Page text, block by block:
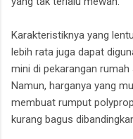
Karakteristiknya yang
lebih rata juga dapat
mini di pekarangan
Namun, harganya yang
membuat rumput
kurang bagus